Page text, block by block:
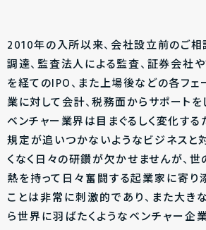
2010年の入所以来、会社設立前のご相
調達、監査法人による監査、証券会社
を経てのIPO、また上場後などの各フェ
業に対して会計、税務面からサポートを
ベンチャー業界は目まぐるしく変化す
規定が追いつかないようなビジネスと
くなく日々の研鑚が欠かせませんが、
熱を持って日々奮闘する起業家に寄り
ことは非常に刺激的であり、また大き
ら世界に羽ばたくようなベンチャー企